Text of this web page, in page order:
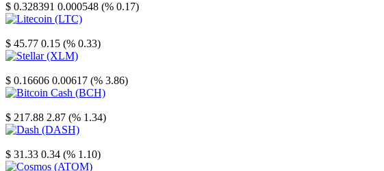
$ 0.328391 0.000548 (% 0.17)
$ 45.77 0.15 (% 0.33)
$ 0.16606 0.00617 (% 3.86)
$ 217.88 2.87 (% 1.34)
$ 31.33 0.34 (% 1.10)